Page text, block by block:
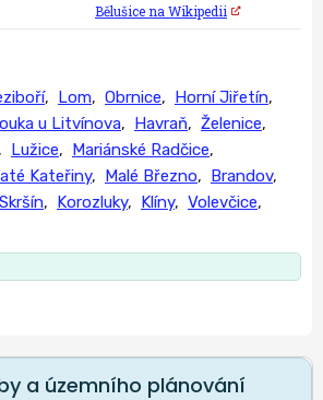
Bělušice na Wikipedii
, Lom, Obrnice, Horní Jiřetín,
u Litvínova, Havraň, Želenice,
, Lužice, Mariánské Radčice,
Kateřiny, Malé Březno, Brandov,
Skršín, Korozluky, Klíny, Volevčice,
a územního plánování